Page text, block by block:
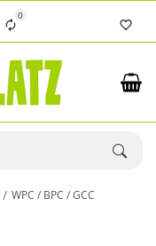
0
WPC / BPC / GCC